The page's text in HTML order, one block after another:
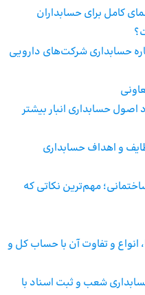
کامل برای حسابداران
حسابداری شرکت‌های دارویی
حسابداری انبار بیشتر
و اهداف حسابداری
مهم‌ترین نکاتی که
و تفاوت آن با حساب کل و
شعب و ثبت اسناد با